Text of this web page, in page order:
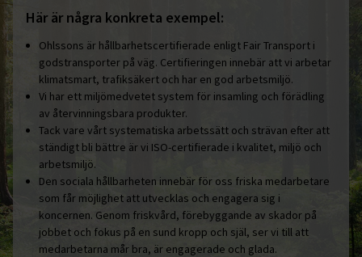
Här är några konkreta exempel:
Ohlssons är hållbarhetscertifierade enligt Fair Transport i
godstransporter på väg. Certifieringen innebär att vi arbetar
klimatsmart, trafiksäkert och har en god arbetsmiljö.
Vi har ett miljömedvetet system för insamling och förädling
av återvinningsbara produkter.
Tack vare vårt systematiska arbetssätt och strävan efter att
ständigt bli bättre är vi ISO-certifierade i kvalitet, miljö och
arbetsmiljö.
Den sociala hållbarheten innebär för oss friska medarbetare
som får möjlighet att utvecklas och engagera sig i
koncernen. Genom friskvård, förebyggande av skador på
jobbet och fokus på en sund kropp och själ, ser vi till att
medarbetarna mår bra, är engagerade och glada.